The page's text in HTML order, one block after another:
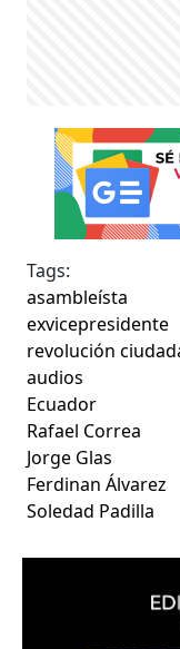
Tags:
asambleísta
exvicepresidente
revolución
audios
Ecuador
Rafael Correa
Jorge Glas
Ferdinan Álvarez
Soledad Padilla